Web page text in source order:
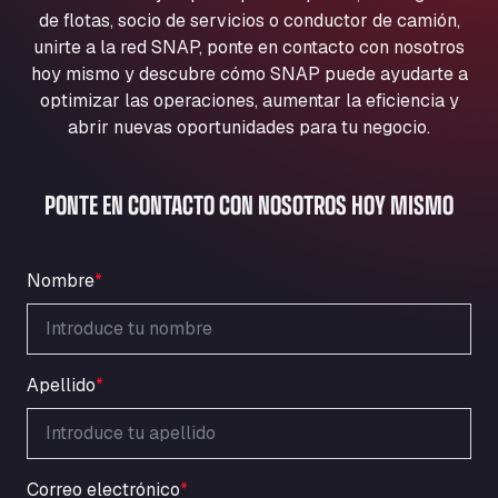
Aqua Ariva GmbH
Marie-Curie-Straße 24, 68219
Aral Autohof Bockel
An der Autobahn 1, 27404
ARAL Autohof Bockenem
ARAL Autohof Merklingen
Nellinger Str. 24, 89188
Schellweilerstraße 1, 66871
ARAL Tankstelle - XXL Truckwash.de
GmbH
Ardleigh South Services
a120 westbound, CO77SL
Area 47 Hermanos Rico
Autovia A4 km 47, 28300
de flotas, socio de servicios o conductor de camión,
unirte a la red SNAP, ponte en contacto con nosotros
hoy mismo y descubre cómo SNAP puede ayudarte a
optimizar las operaciones, aumentar la eficiencia y
abrir nuevas oportunidades para tu negocio.
PONTE EN CONTACTO CON NOSOTROS HOY MISMO
Nombre*
Apellido*
Correo electrónico*